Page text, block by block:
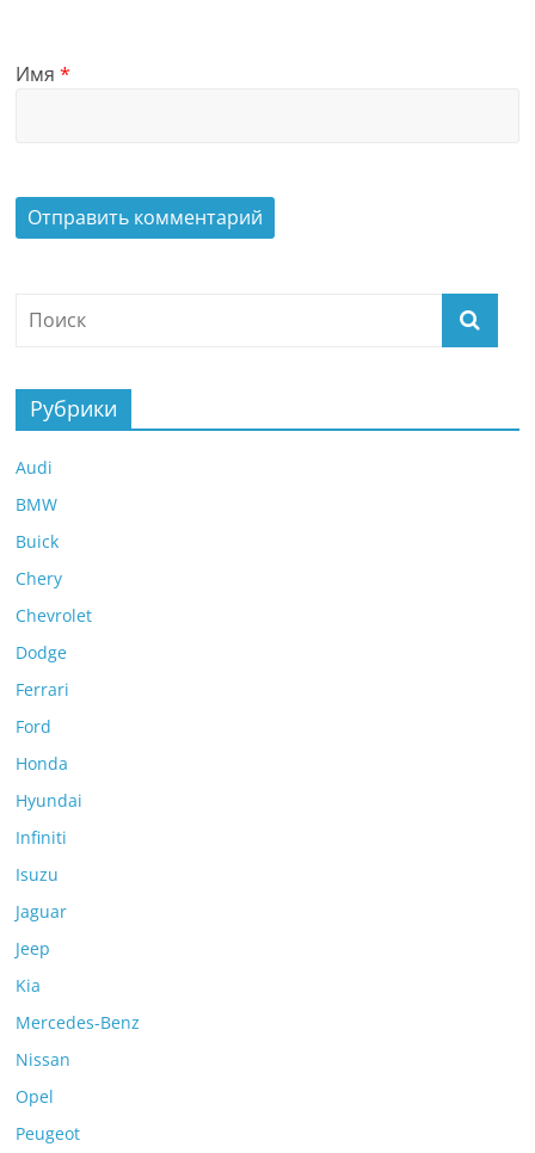
Имя*
Рубрики
Audi
BMW
Buick
Chery
Chevrolet
Dodge
Ferrari
Ford
Honda
Hyundai
Infiniti
Isuzu
Jaguar
Jeep
Kia
Mercedes-Benz
Nissan
Opel
Peugeot